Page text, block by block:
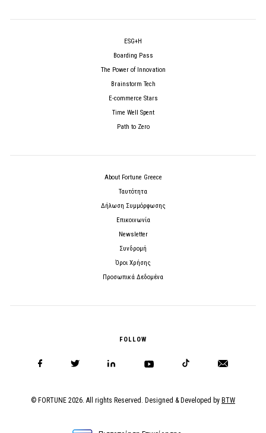
ESG+H
Boarding Pass
The Power of Innovation
Brainstorm Tech
E-commerce Stars
Time Well Spent
Path to Zero
About Fortune Greece
Ταυτότητα
Δήλωση Συμμόρφωσης
Επικοινωνία
Newsletter
Συνδρομή
Όροι Χρήσης
Προσωπικά Δεδομένα
FOLLOW
© FORTUNE 2026. All rights Reserved. Designed & Developed by BTW